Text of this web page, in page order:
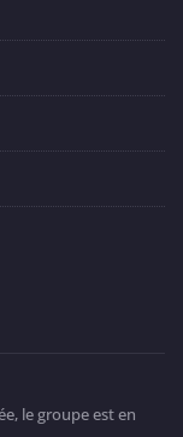
le groupe est en